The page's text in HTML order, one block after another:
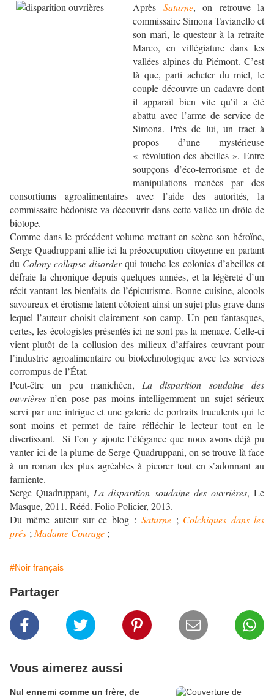
Après Saturne, on retrouve la
commissaire Simona Tavianello et
son mari, le questeur à la retraite
Marco, en villégiature dans les
vallées alpines du Piémont. C’est
là que, parti acheter du miel, le
couple découvre un cadavre dont
il apparaît bien vite qu’il a été
abattu avec l’arme de service de
Simona. Près de lui, un tract à
propos d’une mystérieuse
« révolution des abeilles ». Entre
soupçons d’éco-terrorisme et de
manipulations menées par des
consortiums agroalimentaires avec l’aide des autorités, la
commissaire hédoniste va découvrir dans cette vallée un drôle de
biotope.
Comme dans le précédent volume mettant en scène son héroïne,
Serge Quadruppani allie ici la préoccupation citoyenne en partant
du Colony collapse disorderqui touche les colonies d’abeilles et
défraie la chronique depuis quelques années, et la légèreté d’un
récit vantant les bienfaits de l’épicurisme. Bonne cuisine, alcools
savoureux et érotisme latent côtoient ainsi un sujet plus grave dans
lequel l’auteur choisit clairement son camp. Un peu fantasques,
certes, les écologistes présentés ici ne sont pas la menace. Celle-ci
vient plutôt de la collusion des milieux d’affaires œuvrant pour
l’industrie agroalimentaire ou biotechnologique avec les services
corrompus de l’État.
Peut-être un peu manichéen, La disparition soudaine des
ouvrières n’en pose pas moins intelligemment un sujet sérieux
servi par une intrigue et une galerie de portraits truculents qui le
sont moins et permet de faire réfléchir le lecteur tout en le
divertissant. Si l’on y ajoute l’élégance que nous avons déjà pu
vanter ici de la plume de Serge Quadruppani, on se trouve là face
à un roman des plus agréables à picorer tout en s’adonnant au
farniente.
Serge Quadruppani, La disparition soudaine des ouvrières, Le
Masque, 2011. Rééd. Folio Policier, 2013.
Du même auteur sur ce blog : Saturne; Colchiques dans les
prés ; Madame Courage ;
#Noir français
Partager
Vous aimerez aussi
Nul ennemi comme un frère, de